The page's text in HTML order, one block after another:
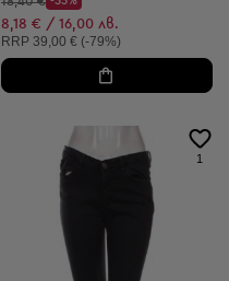
Discount Price:
Намалена цена:
8,18 € / 16,00 лв.
Препоръчителна цена:
RRP 39,00 € (-79%)
1